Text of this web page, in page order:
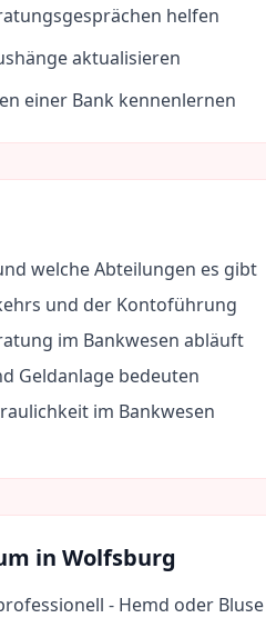
helfen
aktualisieren
einer Bank kennenlernen
welche Abteilungen es gibt
und der Kontoführung
im Bankwesen abläuft
Geldanlage bedeuten
im Bankwesen
in Wolfsburg
- Hemd oder Bluse